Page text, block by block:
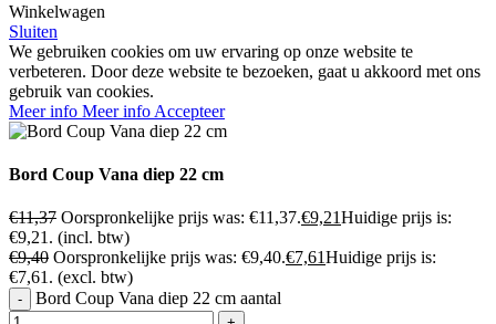
Winkelwagen
Sluiten
We gebruiken cookies om uw ervaring op onze website te
verbeteren. Door deze website te bezoeken, gaat u akkoord met ons
gebruik van cookies.
Meer info Meer info Accepteer
Bord Coup Vana diep 22 cm
€11,37 Oorspronkelijke prijs was: €11,37.€9,21Huidige prijs is:
€9,21. (incl. btw)
€9,40 Oorspronkelijke prijs was: €9,40.€7,61Huidige prijs is:
€7,61. (excl. btw)
Bord Coup Vana diep 22 cm aantal